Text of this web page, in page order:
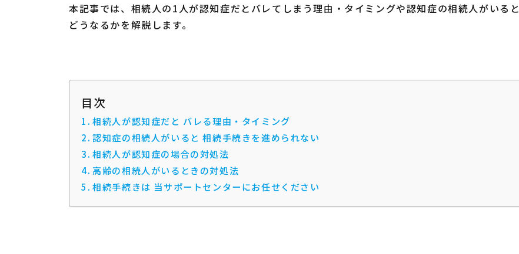
本記事では、相続人の1人が認知症だとバレてしまう理由・タイミングや認知症の相続人がいると
どうなるかを解説します。
目次
相続人が認知症だと バレる理由・タイミング
認知症の相続人がいると 相続手続きを進められない
相続人が認知症の場合の対処法
高齢の相続人がいるときの対処法
相続手続きは 当サポートセンターにお任せください